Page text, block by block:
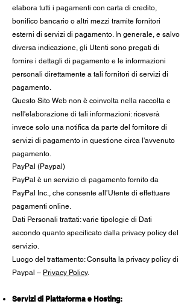
elabora tutti i pagamenti con carta di credito,
bonifico bancario o altri mezzi tramite fornitori
esterni di servizi di pagamento. In generale, e salvo
diversa indicazione, gli Utenti sono pregati di
fornire i dettagli di pagamento e le informazioni
personali direttamente a tali fornitori di servizi di
pagamento.
Questo Sito Web non è coinvolta nella raccolta e
nell'elaborazione di tali informazioni: riceverà
invece solo una notifica da parte del fornitore di
servizi di pagamento in questione circa l'avvenuto
pagamento.
PayPal (Paypal)
PayPal è un servizio di pagamento fornito da
PayPal Inc., che consente all’Utente di effettuare
pagamenti online.
Dati Personali trattati: varie tipologie di Dati
secondo quanto specificato dalla privacy policy del
servizio.
Luogo del trattamento: Consulta la privacy policy di
Paypal – Privacy Policy.
Servizi di Piattaforma e Hosting: